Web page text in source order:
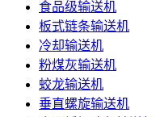
食品级输送机
板式链条输送机
冷却输送机
粉煤灰输送机
蛟龙输送机
垂直螺旋输送机